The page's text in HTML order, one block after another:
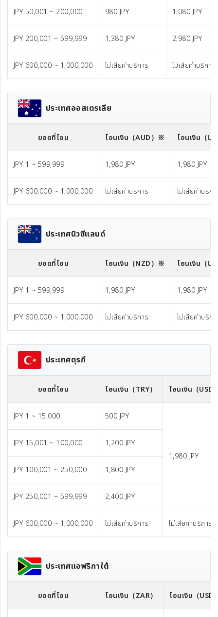
JPY 50,001 ~ 200,000 980 JPY 1,080 JPY
JPY 200,001 ~ 599,999 1,380 JPY 2,980 JPY
JPY 600,000 ~ 1,000,000 ไม่เสียค่าบริการ ไม่เสียค่าบริการ
ประเทศออสเตรเลีย
ยอดที่โอน โอนเงิน （AUD）※ โอนเงิน （
JPY 1 ~ 599,999 1,980 JPY 1,980 JPY
JPY 600,000 ~ 1,000,000 ไม่เสียค่าบริการ ไม่เสียค่าบริก
ประเทศนิวซีแลนด์
ยอดที่โอน โอนเงิน （NZD）※ โอนเงิน （
JPY 1 ~ 599,999 1,980 JPY 1,980 JPY
JPY 600,000 ~ 1,000,000 ไม่เสียค่าบริการ ไม่เสียค่าบริก
ประเทศตุรกี
ยอดที่โอน โอนเงิน （TRY） โอนเงิน （
JPY 1 ~ 15,000 500 JPY
1,980 JPY
JPY 15,001 ~ 100,000 1,200 JPY
JPY 100,001 ~ 250,000 1,800 JPY
JPY 250,001 ~ 599,999 2,400 JPY
JPY 600,000 ~ 1,000,000 ไม่เสียค่าบริการ ไม่เสียค่าบริการ
ประเทศแอฟริกาใต้
ยอดที่โอน โอนเงิน （ZAR） โอนเงิน （